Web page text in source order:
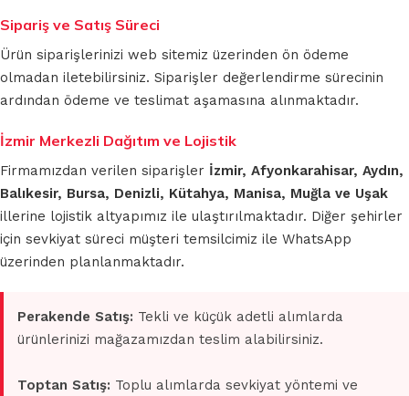
Sipariş ve Satış Süreci
Ürün siparişlerinizi web sitemiz üzerinden ön ödeme
olmadan iletebilirsiniz. Siparişler değerlendirme sürecinin
ardından ödeme ve teslimat aşamasına alınmaktadır.
İzmir Merkezli Dağıtım ve Lojistik
Firmamızdan verilen siparişler İzmir, Afyonkarahisar, Aydın,
Balıkesir, Bursa, Denizli, Kütahya, Manisa, Muğla ve Uşak
illerine lojistik altyapımız ile ulaştırılmaktadır. Diğer şehirler
için sevkiyat süreci müşteri temsilcimiz ile WhatsApp
üzerinden planlanmaktadır.
Perakende Satış: Tekli ve küçük adetli alımlarda
ürünlerinizi mağazamızdan teslim alabilirsiniz.
Toptan Satış: Toplu alımlarda sevkiyat yöntemi ve